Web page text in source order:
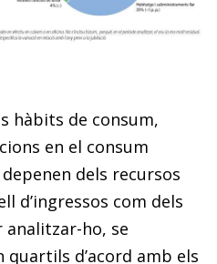
hàbits de consum,
en el consum
dels recursos
d’ingressos com dels
analitzar-ho, se
d’acord amb els